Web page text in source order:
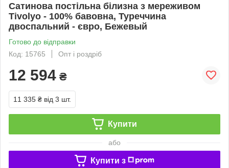
Сатинова постільна білизна з мереживом
Tivolyo - 100% бавовна, Туреччина
двоспальний - євро, Бежевый
Готово до відправки
Код: 15765
Опт і роздріб
12 594 ₴
11 335 ₴ від 3 шт.
Купити
або
Купити з